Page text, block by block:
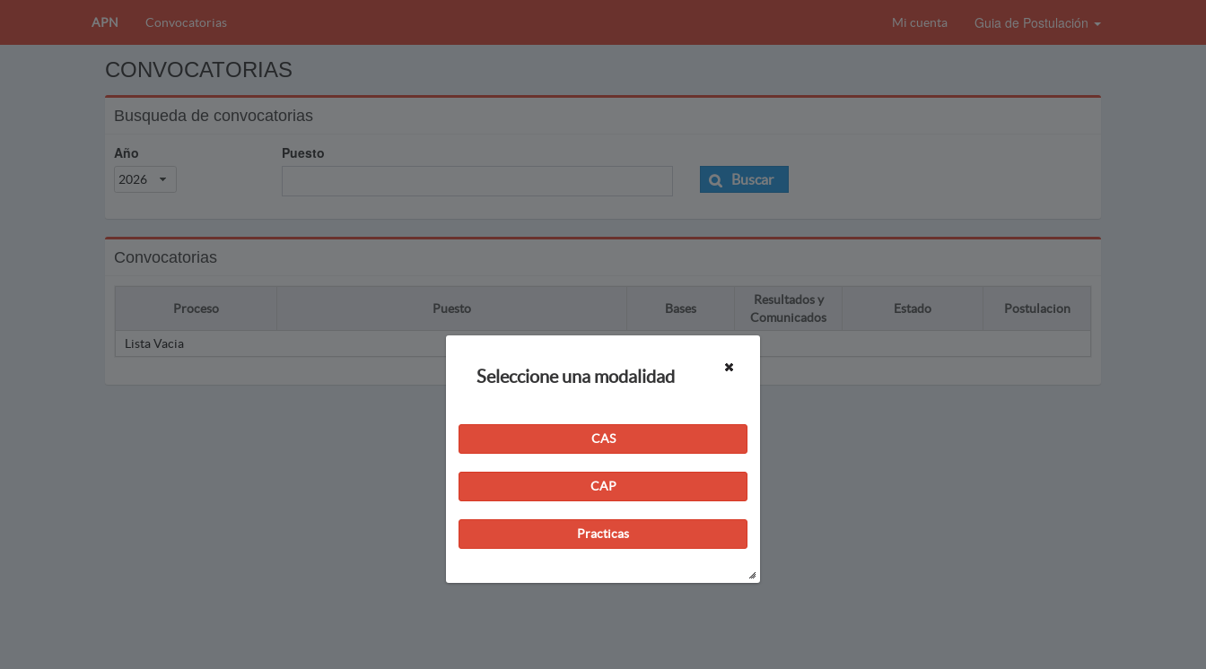
APN Convocatorias Mi cuenta Guia de Postulación
CONVOCATORIAS
Busqueda de convocatorias
Año
2026
Puesto
Buscar
Convocatorias
Proceso Puesto Bases
Resultados y
Comunicados
Estado Postulacion
Lista Vacia
Seleccione una modalidad
CAS
CAP
Practicas